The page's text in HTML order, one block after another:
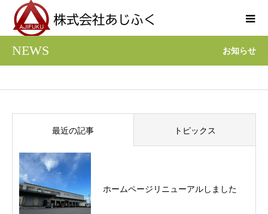
NEWS お知らせ
最近の記事 トピックス
ホームページリニューアルしました